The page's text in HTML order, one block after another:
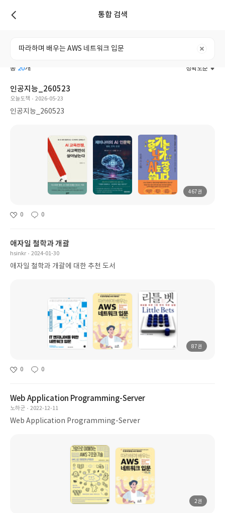
통합 검색
전체 도서 리뷰 리스트
총 20개 정확도순
인공지능_260523
오늘도책 2026-05-23
인공지능_260523
467권
0 0
애자일 철학과 개괄
hsinkr 2024-01-30
애자일 철학과 개괄에 대한 추천 도서
87권
0 0
Web Application Programming-Server
노하군 2022-12-11
Web Application Programming-Server
2권